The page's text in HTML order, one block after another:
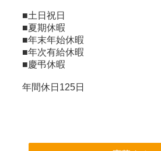
■土日祝日
■夏期休暇
■年末年始休暇
■年次有給休暇
■慶弔休暇
年間休日125日